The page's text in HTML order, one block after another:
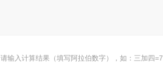
请输入计算结果（填写阿拉伯数字），如：三加四=7